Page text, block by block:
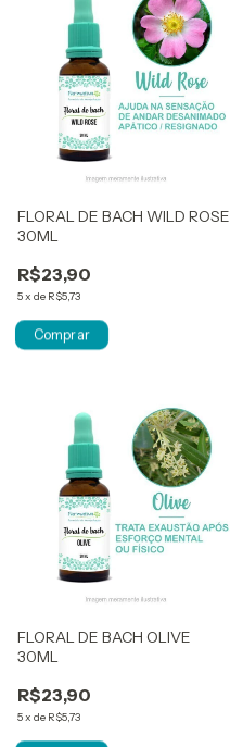
FLORAL DE BACH WILD ROSE
30ML
R$23,90
5x de R$5,73
FLORAL DE BACH OLIVE
30ML
R$23,90
5x de R$5,73